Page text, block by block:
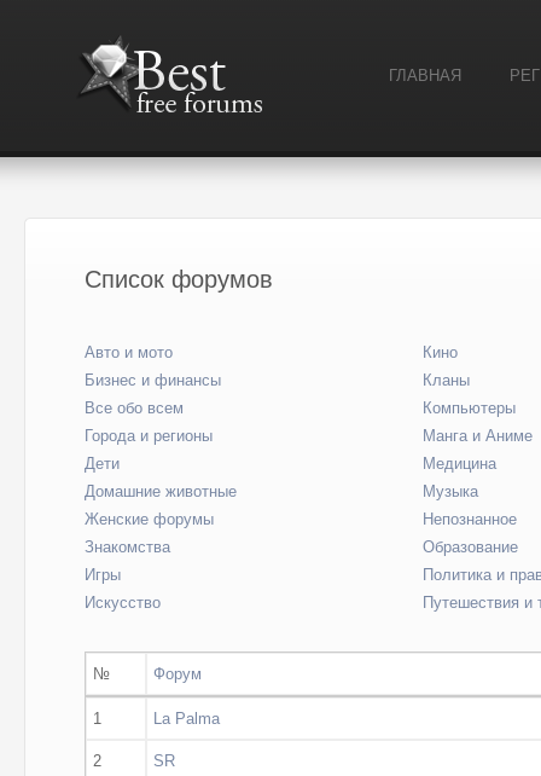
ГЛАВНАЯ
Список форумов
Авто и мото
Бизнес и финансы
Все обо всем
Города и регионы
Дети
Домашние животные
Женские форумы
Знакомства
Игры
Искусство
Кино
Кланы
Компьютеры
Манга и Аниме
Медицина
Музыка
Непознанное
Образование
Политика и
Путешествия и
№ Форум
1 La Palma
2 SR